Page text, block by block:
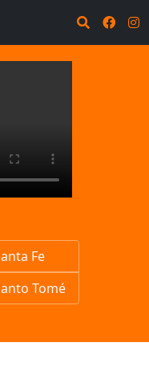
Fe
Tomé